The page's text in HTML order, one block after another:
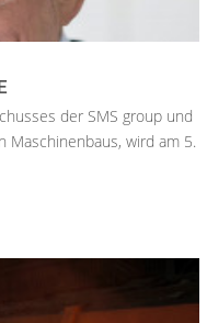
der SMS group und
Maschinenbaus, wird am 5.